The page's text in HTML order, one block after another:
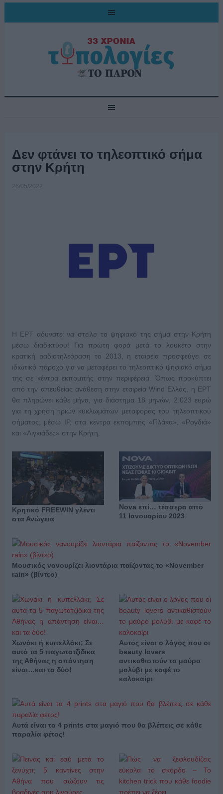
Δεν φτάνει το τηλεοπτικό σήμα
στην Κρήτη
26/05/2022
Η ΕΡΤ αδυνατεί να στείλει το ψηφιακό της σήμα στην Κρήτη
μέσω διαδικτύου! Για πρώτη φορά μετά το λουκέτο στην
κρατική ραδιοτηλεόραση το 2013, η εταιρεία προσφεύγει σε
ιδιωτικό πάροχο για να μεταφέρει το τηλεοπτικό ψηφιακό σήμα
της σε κέντρα εκπομπής στην περιφέρεια. Όπως προκύπτει
από την απευθείας ανάθεση στην εταιρεία Wind Ελλάς, η ΕΡΤ
θα πληρώνει κάθε μήνα, για διάστημα 18 μηνών, 2.023 ευρώ
για τη χρήση τριών κυκλωμάτων μεταφοράς του τηλεοπτικού
σήματος, μέσω IP, στα κέντρα εκπομπής «Πλάκα», «Ρογδιά»
και «Λιγκιάδες» στην Κρήτη.
Κρητικό FREEWIN γλέντι
στα Ανώγεια
Nova επί… τέσσερα από
11 Ιανουαρίου 2023
Μουσικός νανουρίζει λιοντάρια παίζοντας το «November
rain» (βίντεο)
Χωνάκι ή κυπελλάκι; Σε
αυτά τα 5 παγωτατζίδικα
της Αθήνας η απάντηση
είναι…και τα δύο!
Αυτός είναι ο λόγος που οι
beauty lovers
αντικαθιστούν το μαύρο
μολύβι με καφέ το
καλοκαίρι
Αυτά είναι τα 4 prints στα μαγιό που θα βλέπεις σε κάθε
παραλία φέτος!